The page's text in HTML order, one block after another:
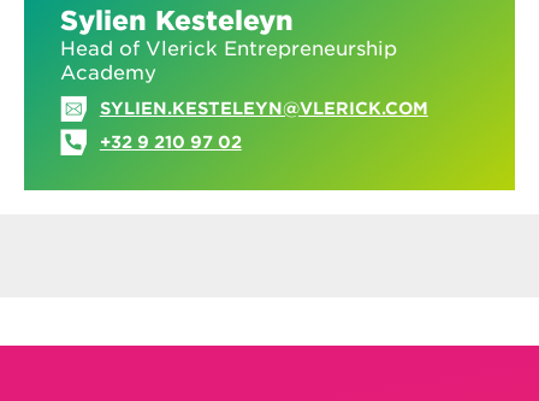
Sylien Kesteleyn
Head of Vlerick Entrepreneurship
Academy
SYLIEN.KESTELEYN@VLERICK.COM
+32 9 210 97 02